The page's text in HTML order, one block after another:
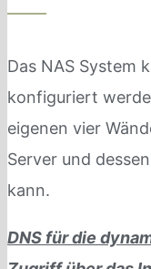
Das NAS System
konfiguriert
eigenen vier
Server und
kann.
DNS für die